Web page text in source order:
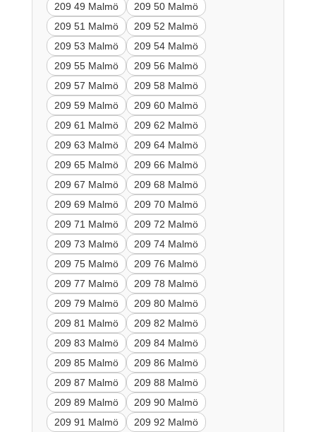
209 49 Malmö
209 50 Malmö
209 51 Malmö
209 52 Malmö
209 53 Malmö
209 54 Malmö
209 55 Malmö
209 56 Malmö
209 57 Malmö
209 58 Malmö
209 59 Malmö
209 60 Malmö
209 61 Malmö
209 62 Malmö
209 63 Malmö
209 64 Malmö
209 65 Malmö
209 66 Malmö
209 67 Malmö
209 68 Malmö
209 69 Malmö
209 70 Malmö
209 71 Malmö
209 72 Malmö
209 73 Malmö
209 74 Malmö
209 75 Malmö
209 76 Malmö
209 77 Malmö
209 78 Malmö
209 79 Malmö
209 80 Malmö
209 81 Malmö
209 82 Malmö
209 83 Malmö
209 84 Malmö
209 85 Malmö
209 86 Malmö
209 87 Malmö
209 88 Malmö
209 89 Malmö
209 90 Malmö
209 91 Malmö
209 92 Malmö